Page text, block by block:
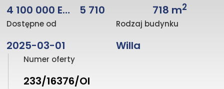
4 100 000 EUR 5 710 718 m2
Dostępne od
2025-03-01
Rodzaj budynku
Willa
Numer oferty
233/16376/OI